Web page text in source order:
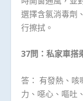
選擇含氯消毒劑
行擦拭。
37問：私家車搭
答： 有發熱、咳
力、噁心、嘔吐